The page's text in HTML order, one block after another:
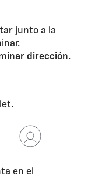
junto a la
dirección.
en el